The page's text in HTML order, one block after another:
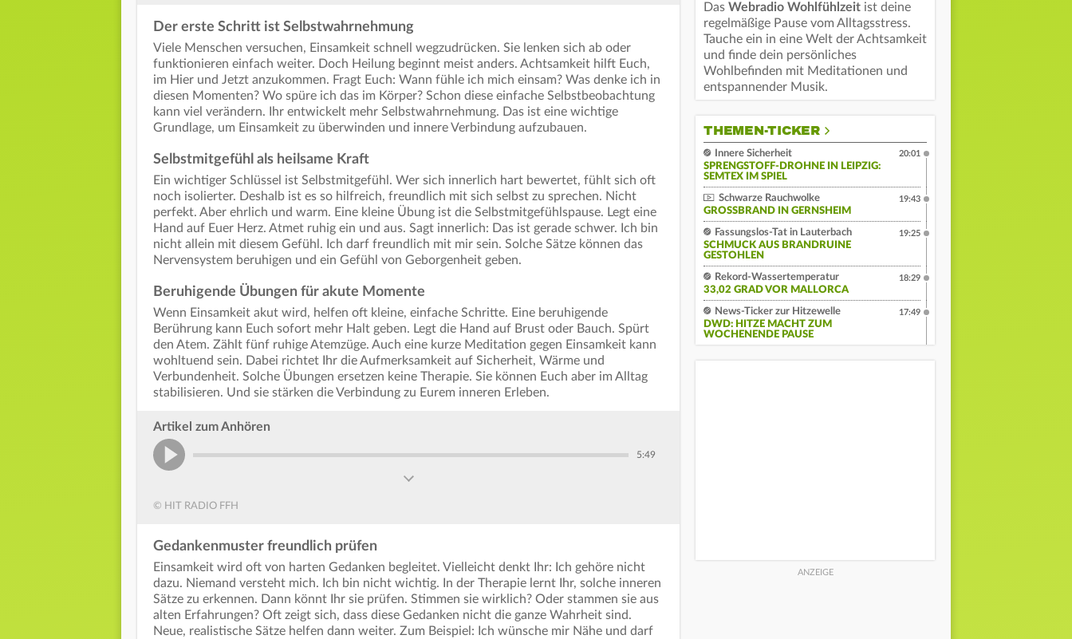
Der erste Schritt ist Selbstwahrnehmung
Viele Menschen versuchen, Einsamkeit schnell wegzudrücken. Sie lenken sich ab oder
funktionieren einfach weiter. Doch Heilung beginnt meist anders. Achtsamkeit hilft Euch,
im Hier und Jetzt anzukommen. Fragt Euch: Wann fühle ich mich einsam? Was denke ich in
diesen Momenten? Wo spüre ich das im Körper? Schon diese einfache Selbstbeobachtung
kann viel verändern. Ihr entwickelt mehr Selbstwahrnehmung. Das ist eine wichtige
Grundlage, um Einsamkeit zu überwinden und innere Verbindung aufzubauen.
Selbstmitgefühl als heilsame Kraft
Ein wichtiger Schlüssel ist Selbstmitgefühl. Wer sich innerlich hart bewertet, fühlt sich oft
noch isolierter. Deshalb ist es so hilfreich, freundlich mit sich selbst zu sprechen. Nicht
perfekt. Aber ehrlich und warm. Eine kleine Übung ist die Selbstmitgefühlspause. Legt eine
Hand auf Euer Herz. Atmet ruhig ein und aus. Sagt innerlich: Das ist gerade schwer. Ich bin
nicht allein mit diesem Gefühl. Ich darf freundlich mit mir sein. Solche Sätze können das
Nervensystem beruhigen und ein Gefühl von Geborgenheit geben.
Beruhigende Übungen für akute Momente
Wenn Einsamkeit akut wird, helfen oft kleine, einfache Schritte. Eine beruhigende
Berührung kann Euch sofort mehr Halt geben. Legt die Hand auf Brust oder Bauch. Spürt
den Atem. Zählt fünf ruhige Atemzüge. Auch eine kurze Meditation gegen Einsamkeit kann
wohltuend sein. Dabei richtet Ihr die Aufmerksamkeit auf Sicherheit, Wärme und
Verbundenheit. Solche Übungen ersetzen keine Therapie. Sie können Euch aber im Alltag
stabilisieren. Und sie stärken die Verbindung zu Eurem inneren Erleben.
Artikel zum Anhören
5:49
© HIT RADIO FFH
Gedankenmuster freundlich prüfen
Einsamkeit wird oft von harten Gedanken begleitet. Vielleicht denkt Ihr: Ich gehöre nicht
dazu. Niemand versteht mich. Ich bin nicht wichtig. In der Therapie lernt Ihr, solche inneren
Sätze zu erkennen. Dann könnt Ihr sie prüfen. Stimmen sie wirklich? Oder stammen sie aus
alten Erfahrungen? Oft zeigt sich, dass diese Gedanken nicht die ganze Wahrheit sind.
Neue, realistische Sätze helfen dann weiter. Zum Beispiel: Ich wünsche mir Nähe und darf
Das Webradio Wohlfühlzeit ist deine
regelmäßige Pause vom Alltagsstress.
Tauche ein in eine Welt der Achtsamkeit
und finde dein persönliches
Wohlbefinden mit Meditationen und
entspannender Musik.
THEMEN-TICKER
Innere Sicherheit
SPRENGSTOFF-DROHNE IN LEIPZIG:
SEMTEX IM SPIEL
20:01
Schwarze Rauchwolke
GROSSBRAND IN GERNSHEIM
19:43
Fassungslos-Tat in Lauterbach
SCHMUCK AUS BRANDRUINE
GESTOHLEN
19:25
Rekord-Wassertemperatur
33,02 GRAD VOR MALLORCA
18:29
News-Ticker zur Hitzewelle
DWD: HITZE MACHT ZUM
WOCHENENDE PAUSE
17:49